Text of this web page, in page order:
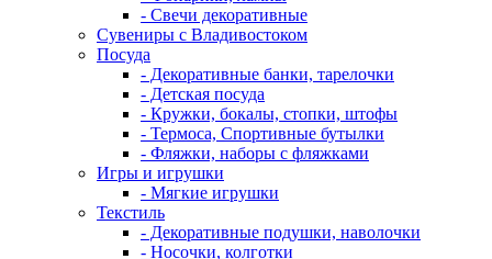
- Свечи декоративные
Сувениры с Владивостоком
Посуда
- Декоративные банки, тарелочки
- Детская посуда
- Кружки, бокалы, стопки, штофы
- Термоса, Спортивные бутылки
- Фляжки, наборы с фляжками
Игры и игрушки
- Мягкие игрушки
Текстиль
- Декоративные подушки, наволочки
- Носочки, колготки